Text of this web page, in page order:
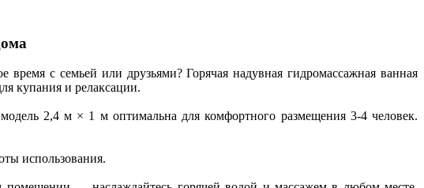
время с семьей или друзьями? Горячая надувная гидромассажная ванная
купания и релаксации.
2,4 м × 1 м оптимальна для комфортного размещения 3-4 человек.
использования.